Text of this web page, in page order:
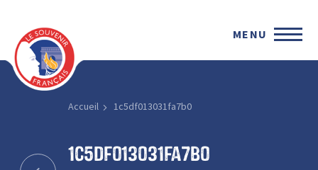
MENU
Accueil 1c5df013031fa7b0
1c5df013031fa7b0